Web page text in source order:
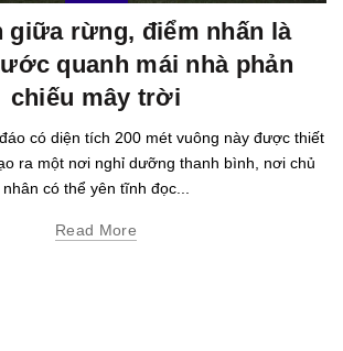
giữa rừng, điểm nhấn là
quanh mái nhà phản
chiếu mây trời
có diện tích 200 mét vuông này được thiết
ra một nơi nghỉ dưỡng thanh bình, nơi chủ
nhân có thể yên tĩnh đọc...
Read More